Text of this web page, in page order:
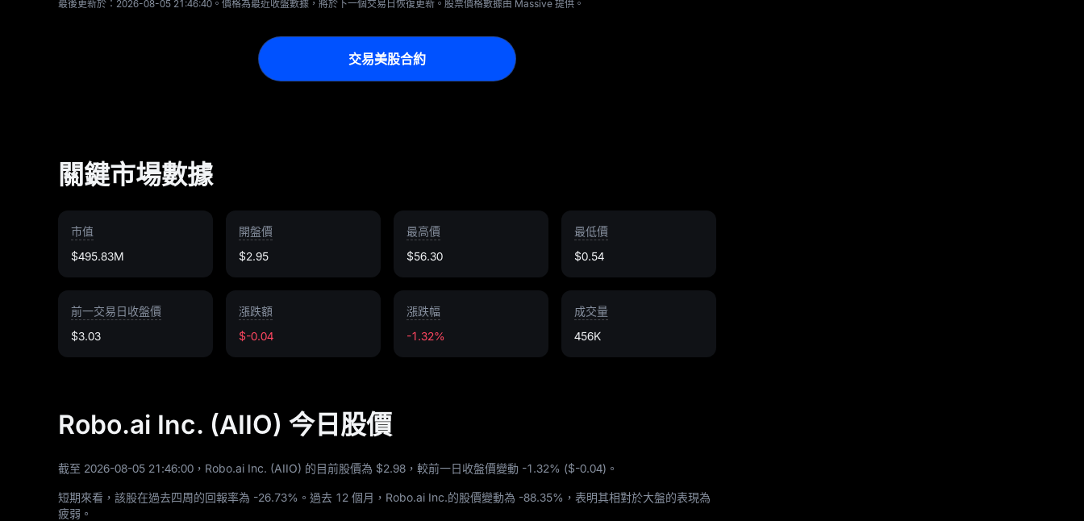
最後更新於：⁦2026-08-05 21:46:40⁩。價格為最近收盤數據，將於下一個交易日恢復更新。股票價格數據由 Massive 提供。
交易美股合約
關鍵市場數據
市值
$495.83M
開盤價
$2.95
最高價
$56.30
最低價
$0.54
前一交易日收盤價
$3.03
漲跌額
$-0.04
漲跌幅
-1.32%
成交量
456K
Robo.ai Inc. (AIIO) 今日股價
截至 2026-08-05 21:46:00 ，Robo.ai Inc. (AIIO) 的目前股價為 $2.98 ，較前一日收盤價變動 -1.32% ($-0.04)。
短期來看，該股在過去四周的回報率為 -26.73% 。過去 12 個月，Robo.ai Inc.的股價變動為 -88.35% ，表明其相對於大盤的表現為
疲弱。